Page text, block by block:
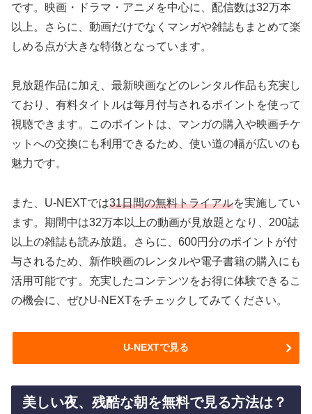
です。映画・ドラマ・アニメを中心に、配信数は32万本
以上。さらに、動画だけでなくマンガや雑誌もまとめて楽
しめる点が大きな特徴となっています。
見放題作品に加え、最新映画などのレンタル作品も充実し
ており、有料タイトルは毎月付与されるポイントを使って
視聴できます。このポイントは、マンガの購入や映画チケ
ットへの交換にも利用できるため、使い道の幅が広いのも
魅力です。
また、U-NEXTでは31日間の無料トライアルを実施してい
ます。期間中は32万本以上の動画が見放題となり、200誌
以上の雑誌も読み放題。さらに、600円分のポイントが付
与されるため、新作映画のレンタルや電子書籍の購入にも
活用可能です。充実したコンテンツをお得に体験できるこ
の機会に、ぜひU-NEXTをチェックしてみてください。
U-NEXTで見る
美しい夜、残酷な朝を無料で見る方法は？